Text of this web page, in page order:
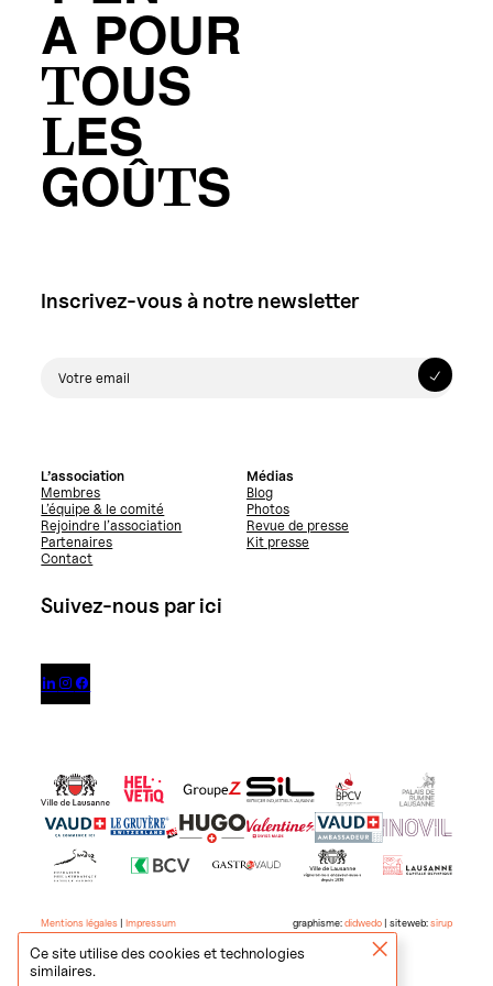
Ce site utilise des cookies et technologies
similaires.
A POUR
TOUS
LES
GOÛTS
Inscrivez-vous à notre newsletter
L’association
Membres
L’équipe & le comité
Rejoindre l’association
Partenaires
Contact
Médias
Blog
Photos
Revue de presse
Kit presse
Suivez-nous par ici
  
Mentions légales |Impressum graphisme:didwedo| siteweb:sirup